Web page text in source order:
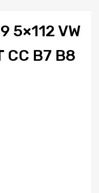
5×112 VW
CC B7 B8